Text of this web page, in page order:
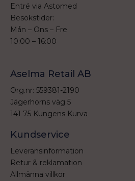
Entré via Astomed
Besökstider:
Mån – Ons – Fre
10:00 – 16:00
Aselma Retail AB
Org.nr: 559381-2190
Jägerhorns väg 5
141 75 Kungens Kurva
Kundservice
Leveransinformation
Retur & reklamation
Allmänna villkor